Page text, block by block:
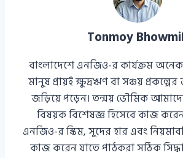
Tonmoy
বাংলাদেশে এনজিও-র কার্যক্রম অনেক
মানুষ প্রায়ই ক্ষুদ্রঋণ বা সঞ্চয়
জড়িয়ে পড়েন। তন্ময় ভৌমিক
বিষয়ক বিশেষজ্ঞ হিসেবে কাজ
এনজিও-র স্কিম, সুদের হার এবং
কাজ করেন যাতে পাঠকরা সঠিক